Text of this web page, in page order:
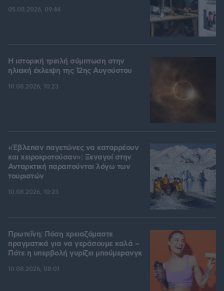
05.08.2026, 09:44
Η ιστορική τριπλή σύμπτωση στην
ηλιακή έκλειψη της 12ης Αυγούστου
10.08.2026, 10:23
«Έβλεπαν παγετώνες να καταρρέουν
και χειροκροτούσαν»: Ξεναγοί στην
Ανταρκτική παραιτούνται λόγω των
τουριστών
10.08.2026, 10:23
Πρωτεΐνη: Πόση χρειαζόμαστε
πραγματικά για να γεράσουμε καλά –
Πότε η υπερβολή γυρίζει μπούμερανγκ
10.08.2026, 08:01